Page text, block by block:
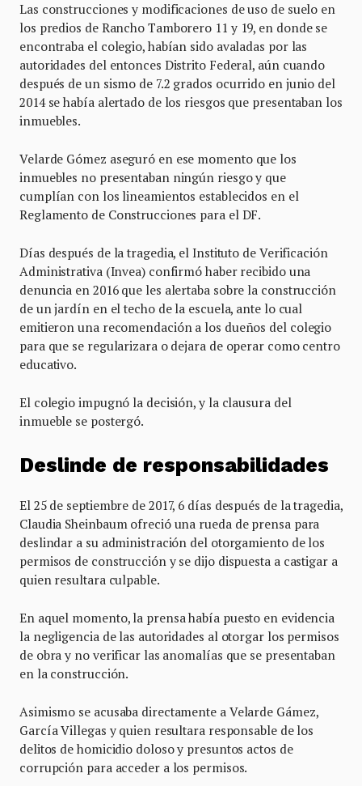
Las construcciones y modificaciones de uso de suelo en
los predios de Rancho Tamborero 11 y 19, en donde se
encontraba el colegio, habían sido avaladas por las
autoridades del entonces Distrito Federal, aún cuando
después de un sismo de 7.2 grados ocurrido en junio del
2014 se había alertado de los riesgos que presentaban los
inmuebles.
Velarde Gómez aseguró en ese momento que los
inmuebles no presentaban ningún riesgo y que
cumplían con los lineamientos establecidos en el
Reglamento de Construcciones para el DF.
Días después de la tragedia, el Instituto de Verificación
Administrativa (Invea) confirmó haber recibido una
denuncia en 2016 que les alertaba sobre la construcción
de un jardín en el techo de la escuela, ante lo cual
emitieron una recomendación a los dueños del colegio
para que se regularizara o dejara de operar como centro
educativo.
El colegio impugnó la decisión, y la clausura del
inmueble se postergó.
Deslinde de responsabilidades
El 25 de septiembre de 2017, 6 días después de la tragedia,
Claudia Sheinbaum ofreció una rueda de prensa para
deslindar a su administración del otorgamiento de los
permisos de construcción y se dijo dispuesta a castigar a
quien resultara culpable.
En aquel momento, la prensa había puesto en evidencia
la negligencia de las autoridades al otorgar los permisos
de obra y no verificar las anomalías que se presentaban
en la construcción.
Asimismo se acusaba directamente a Velarde Gámez,
García Villegas y quien resultara responsable de los
delitos de homicidio doloso y presuntos actos de
corrupción para acceder a los permisos.